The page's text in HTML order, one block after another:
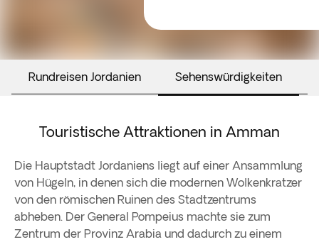
Rundreisen Jordanien Sehenswürdigkeiten
Touristische Attraktionen in Amman
Die Hauptstadt Jordaniens liegt auf einer Ansammlung
von Hügeln, in denen sich die modernen Wolkenkratzer
von den römischen Ruinen des Stadtzentrums
abheben. Der General Pompeius machte sie zum
Zentrum der Provinz Arabia und dadurch zu einem